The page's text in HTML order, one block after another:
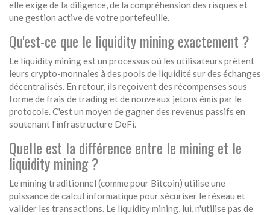
elle exige de la diligence, de la compréhension des risques et
une gestion active de votre portefeuille.
Qu'est-ce que le liquidity mining exactement ?
Le liquidity mining est un processus où les utilisateurs prêtent
leurs crypto-monnaies à des pools de liquidité sur des échanges
décentralisés. En retour, ils reçoivent des récompenses sous
forme de frais de trading et de nouveaux jetons émis par le
protocole. C'est un moyen de gagner des revenus passifs en
soutenant l'infrastructure DeFi.
Quelle est la différence entre le mining et le
liquidity mining ?
Le mining traditionnel (comme pour Bitcoin) utilise une
puissance de calcul informatique pour sécuriser le réseau et
valider les transactions. Le liquidity mining, lui, n'utilise pas de